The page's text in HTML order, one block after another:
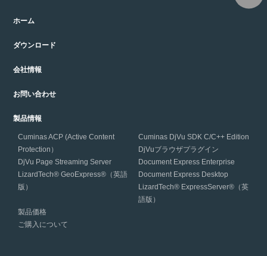
ホーム
ダウンロード
会社情報
お問い合わせ
製品情報
Cuminas ACP (Active Content
Protection）
Cuminas DjVu SDK C/C++ Edition
DjVuブラウザプラグイン
DjVu Page Streaming Server
Document Express Enterprise
LizardTech® GeoExpress®（英語
版）
Document Express Desktop
LizardTech® ExpressServer®（英
語版）
製品価格
ご購入について